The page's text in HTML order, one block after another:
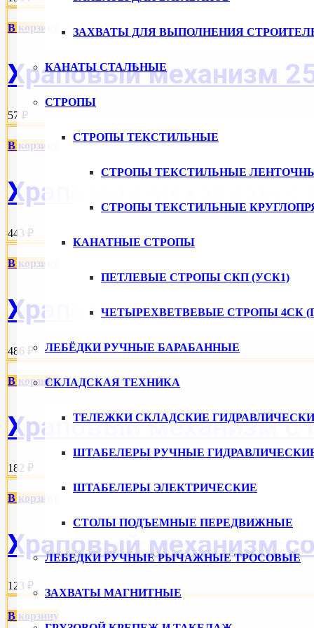
ЗАХВАТЫ ДЛЯ ВЫПОЛНЕНИЯ
КАНАТЫ СТАЛЬНЫЕ
СТРОПЫ
СТРОПЫ ТЕКСТИЛЬНЫЕ
СТРОПЫ ТЕКСТИЛЬНЫЕ
СТРОПЫ ТЕКСТИЛЬНЫЕ
КАНАТНЫЕ СТРОПЫ
ПЕТЛЕВЫЕ СТРОПЫ СКП (УСК1)
ЧЕТЫРЕХВЕТВЕВЫЕ СТРОПЫ 4СК
ЛЕБЁДКИ РУЧНЫЕ БАРАБАННЫЕ
СКЛАДСКАЯ ТЕХНИКА
ТЕЛЕЖКИ СКЛАДСКИЕ
ШТАБЕЛЕРЫ РУЧНЫЕ
ШТАБЕЛЕРЫ ЭЛЕКТРИЧЕСКИЕ
СТОЛЫ ПОДЪЕМНЫЕ ПЕРЕДВИЖНЫЕ
ЛЕБЕДКИ РУЧНЫЕ РЫЧАЖНЫЕ ТРОСОВЫЕ
ЗАХВАТЫ МАГНИТНЫЕ
В корзину
Храповый механизм
57 ₽
В корзину
Храповый механизм с
443 ₽
В корзину
Храповый механизм
486 ₽
В корзину
Храповый механизм с
182 ₽
В корзину
Храповый механизм
123 ₽
В корзину